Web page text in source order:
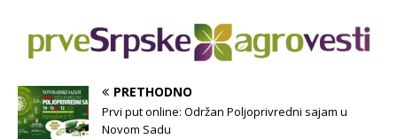
PRETHODNO
Prvi put online: Održan Poljoprivredni sajam u
Novom Sadu